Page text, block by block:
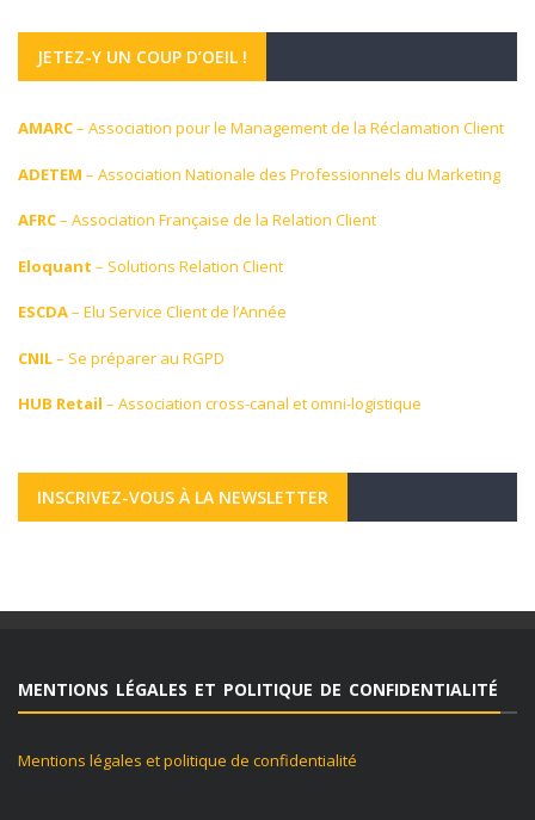
JETEZ-Y UN COUP D’OEIL !
AMARC– Association pour le Management de la Réclamation Client
ADETEM – Association Nationale des Professionnels du Marketing
AFRC– Association Française de la Relation Client
Eloquant – Solutions Relation Client
ESCDA– Elu Service Client de l’Année
CNIL– Se préparer au RGPD
HUB Retail – Association cross-canal et omni-logistique
INSCRIVEZ-VOUS À LA NEWSLETTER
MENTIONS LÉGALES ET POLITIQUE DE CONFIDENTIALITÉ
Mentions légales et politique de confidentialité